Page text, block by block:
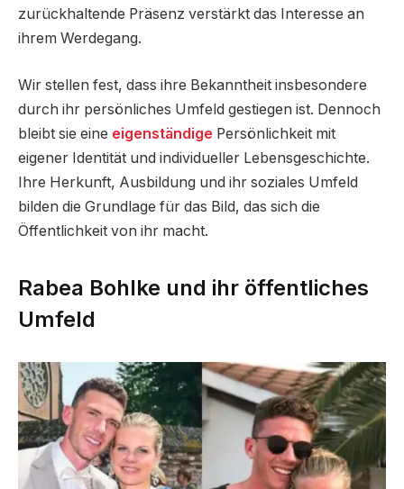
zurückhaltende Präsenz verstärkt das Interesse an
ihrem Werdegang.
Wir stellen fest, dass ihre Bekanntheit insbesondere
durch ihr persönliches Umfeld gestiegen ist. Dennoch
bleibt sie eine eigenständige Persönlichkeit mit
eigener Identität und individueller Lebensgeschichte.
Ihre Herkunft, Ausbildung und ihr soziales Umfeld
bilden die Grundlage für das Bild, das sich die
Öffentlichkeit von ihr macht.
Rabea Bohlke und ihr öffentliches
Umfeld